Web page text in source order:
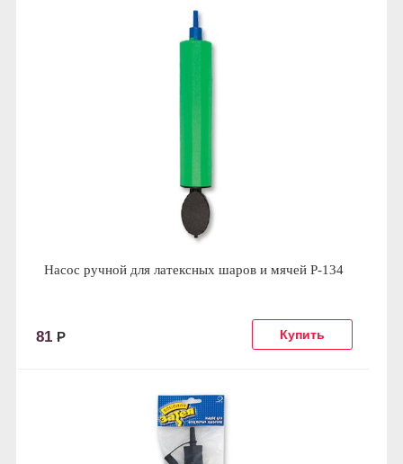
Насос ручной для латексных шаров и мячей P-134
81 Р